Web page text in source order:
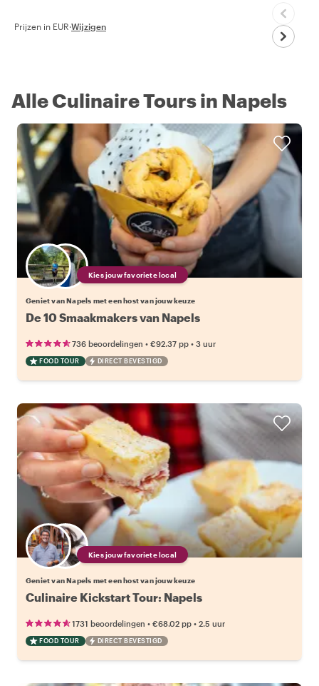
Prijzen in EUR·Wijzigen
Alle Culinaire Tours in Napels
Kies jouw favoriete local
Geniet van Napels met een host van jouw keuze
De 10 Smaakmakers van Napels
736 beoordelingen • €92.37 pp • 3 uur
FOOD TOUR DIRECT BEVESTIGD
Kies jouw favoriete local
Geniet van Napels met een host van jouw keuze
Culinaire Kickstart Tour: Napels
1731 beoordelingen • €68.02 pp • 2.5 uur
FOOD TOUR DIRECT BEVESTIGD